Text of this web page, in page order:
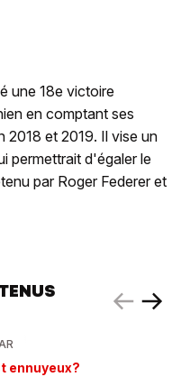
une 18e victoire
en comptant ses
2018 et 2019. Il vise un
permettrait d'égaler le
par Roger Federer et
ennuyeux?